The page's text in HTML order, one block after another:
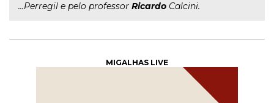
...Perregil e pelo professor Ricardo Calcini.
MIGALHAS LIVE